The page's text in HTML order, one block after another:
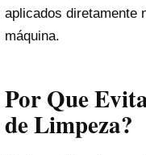
aplicados diretamente
máquina.
Por Que
de Limpeza?